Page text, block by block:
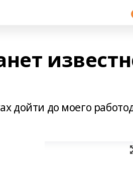
дойти до моего